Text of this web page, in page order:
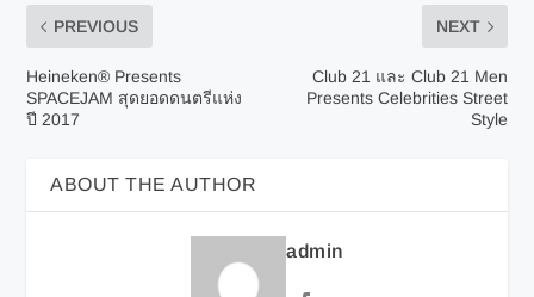
PREVIOUS
Heineken® Presents
SPACEJAM สุดยอดดนตรีแห่ง
ปี 2017
NEXT
Club 21 และ Club 21 Men
Presents Celebrities Street
Style
ABOUT THE AUTHOR
admin